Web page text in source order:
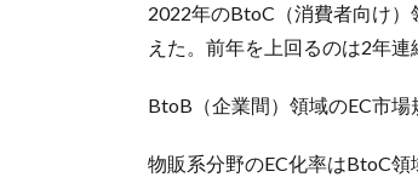
2022年のBtoC（消費者向け
えた。前年を上回るのは2年連
BtoB（企業間）領域のEC市場
物販系分野のEC化率はBtoC